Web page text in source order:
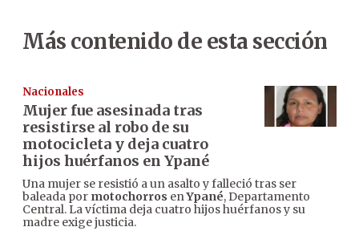
Más contenido de esta sección
Nacionales
Mujer fue asesinada tras
resistirse al robo de su
motocicleta y deja cuatro
hijos huérfanos en Ypané
Una mujer se resistió a un asalto y falleció tras ser
baleada por motochorros enYpané, Departamento
Central. La víctima deja cuatro hijos huérfanos y su
madre exige justicia.